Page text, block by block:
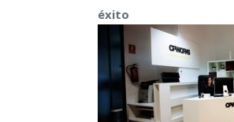
éxito